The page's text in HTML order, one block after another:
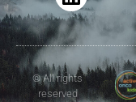
© All rights
reserved